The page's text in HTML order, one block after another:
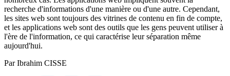
recherche d'informations d'une manière ou d'une autre. Cependant,
les sites web sont toujours des vitrines de contenu en fin de compte,
et les applications web sont des outils que les gens peuvent utiliser à
l'ère de l'information, ce qui caractérise leur séparation même
aujourd'hui.
ParIbrahim CISSE